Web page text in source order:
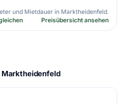
und Mietdauer in Marktheidenfeld.
Preisübersicht ansehen